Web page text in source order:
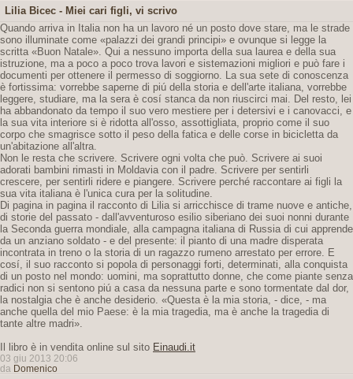
Lilia Bicec - Miei cari figli, vi scrivo
Quando arriva in Italia non ha un lavoro né un posto dove stare, ma le strade
sono illuminate come «palazzi dei grandi principi» e ovunque si legge la
scritta «Buon Natale». Qui a nessuno importa della sua laurea e della sua
istruzione, ma a poco a poco trova lavori e sistemazioni migliori e può fare i
documenti per ottenere il permesso di soggiorno. La sua sete di conoscenza
è fortissima: vorrebbe saperne di piú della storia e dell'arte italiana, vorrebbe
leggere, studiare, ma la sera è cosí stanca da non riuscirci mai. Del resto, lei
ha abbandonato da tempo il suo vero mestiere per i detersivi e i canovacci, e
la sua vita interiore si è ridotta all'osso, assottigliata, proprio come il suo
corpo che smagrisce sotto il peso della fatica e delle corse in bicicletta da
un'abitazione all'altra.
Non le resta che scrivere. Scrivere ogni volta che può. Scrivere ai suoi
adorati bambini rimasti in Moldavia con il padre. Scrivere per sentirli
crescere, per sentirli ridere e piangere. Scrivere perché raccontare ai figli la
sua vita italiana è l'unica cura per la solitudine.
Di pagina in pagina il racconto di Lilia si arricchisce di trame nuove e antiche,
di storie del passato - dall'avventuroso esilio siberiano dei suoi nonni durante
la Seconda guerra mondiale, alla campagna italiana di Russia di cui apprende
da un anziano soldato - e del presente: il pianto di una madre disperata
incontrata in treno o la storia di un ragazzo rumeno arrestato per errore. E
cosí, il suo racconto si popola di personaggi forti, determinati, alla conquista
di un posto nel mondo: uomini, ma soprattutto donne, che come piante senza
radici non si sentono piú a casa da nessuna parte e sono tormentate dal dor,
la nostalgia che è anche desiderio. «Questa è la mia storia, - dice, - ma
anche quella del mio Paese: è la mia tragedia, ma è anche la tragedia di
tante altre madri».
Il libro è in vendita online sul sito Einaudi.it
03 giu 2013 20:06
da Domenico